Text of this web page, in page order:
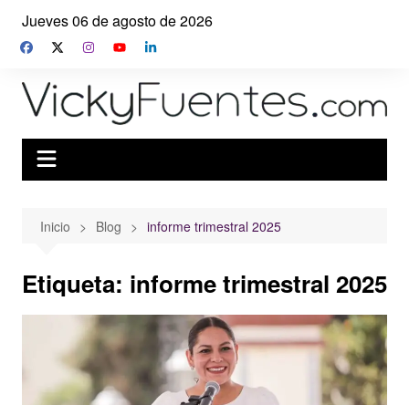
Saltar
contenido
Jueves 06 de agosto de 2026
Inicio Blog informe trimestral 2025
Etiqueta: informe trimestral 2025